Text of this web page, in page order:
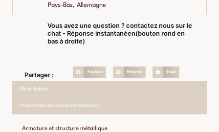
Pays-Bas, Allemagne
Vous avez une question ? contactez nous sur le
chat - Réponse instantanéen(bouton rond en
bas à droite)
Partager : Facebook Pinterest Email
Description
Informations complémentaires
Armature et structure métallique